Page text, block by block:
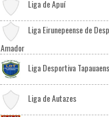
Liga de Apuí
Liga Eirunepeense de
Amador
Liga Desportiva
Liga de Autazes